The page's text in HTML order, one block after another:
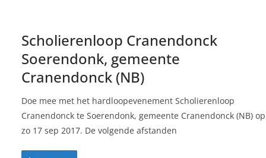
Scholierenloop Cranendonck
Soerendonk, gemeente
Cranendonck (NB)
Doe mee met het hardloopevenement Scholierenloop
Cranendonck te Soerendonk, gemeente Cranendonck (NB) op
zo 17 sep 2017. De volgende afstanden